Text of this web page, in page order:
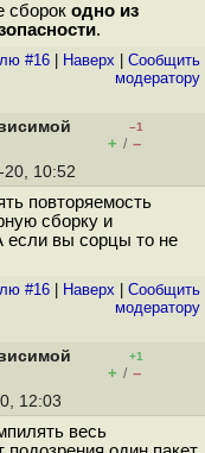
сборок одно из
.
#16 Наверх
Cообщить
модератору
–1
+ / –
10:52
повторяемость
сборку и
если вы сорцы то не
#16 Наверх
Cообщить
модератору
+1
+ / –
12:03
весь